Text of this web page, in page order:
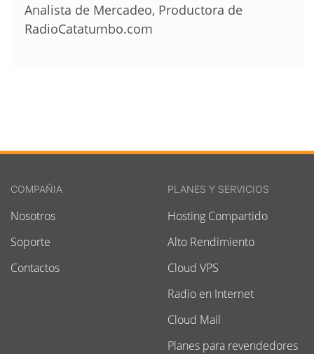
Analista de Mercadeo, Productora de
RadioCatatumbo.com
COMPAÑIA
Nosotros
Soporte
Contactos
PLANES Y SERVICIOS
Hosting Compartido
Alto Rendimiento
Cloud VPS
Radio en Internet
Cloud Mail
Planes para revendedores